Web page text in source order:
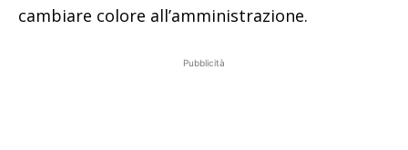
cambiare colore all’amministrazione.
Pubblicità